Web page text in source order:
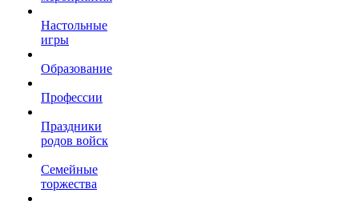
Настольные
игры
Образование
Профессии
Праздники
родов войск
Семейные
торжества